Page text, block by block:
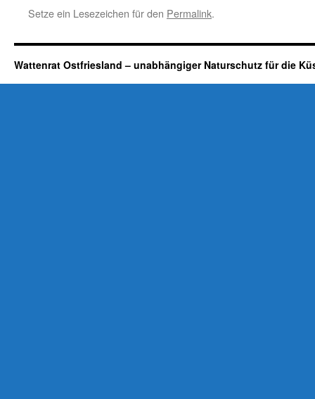
Setze ein Lesezeichen für den Permalink.
Wattenrat Ostfriesland – unabhängiger Naturschutz für die